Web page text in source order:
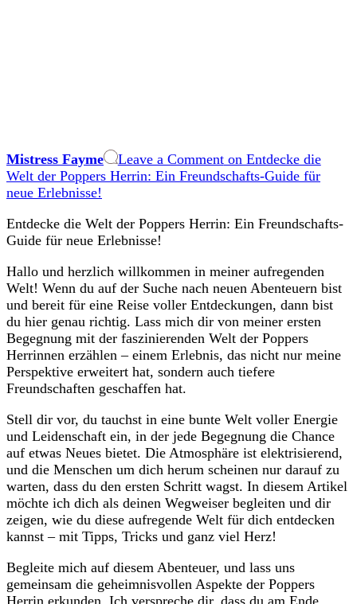
Mistress Fayme Leave a Commenton Entdecke die
Welt der Poppers Herrin: Ein Freundschafts-Guide für
neue Erlebnisse!
Entdecke die Welt der Poppers Herrin: Ein Freundschafts-
Guide für ​neue Erlebnisse!
Hallo⁢ und herzlich willkommen in meiner ‍aufregenden
Welt! Wenn du auf der Suche‌ nach neuen⁢ Abenteuern bist
und bereit für ⁢eine Reise voller Entdeckungen, dann bist
du hier genau richtig. Lass mich dir von meiner‌ ersten
Begegnung ‌mit ⁤der faszinierenden Welt der Poppers
Herrinnen erzählen – einem⁣ Erlebnis,​ das nicht nur meine
Perspektive erweitert‍ hat, sondern ​auch tiefere
Freundschaften geschaffen hat.
Stell dir vor, du tauchst in eine bunte Welt voller ‍Energie
und Leidenschaft ein, in der jede Begegnung⁣ die Chance
auf etwas Neues bietet. Die Atmosphäre ist elektrisierend,⁢
und​ die Menschen um dich herum scheinen nur ‍darauf zu
warten,⁤ dass du ‌den ersten Schritt ‌wagst. In diesem Artikel
möchte ich dich als deinen Wegweiser begleiten und dir
zeigen, wie ⁤du diese aufregende Welt für dich ​entdecken
kannst‌ – mit Tipps, Tricks und ganz viel Herz!
Begleite mich auf​ diesem Abenteuer, und lass uns
gemeinsam die geheimnisvollen Aspekte der Poppers
Herrin erkunden. Ich verspreche dir, ⁤dass du am Ende